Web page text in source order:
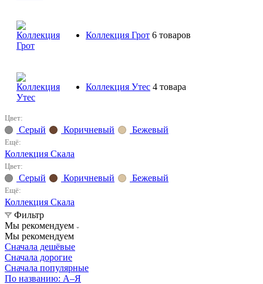
Коллекция Грот 6 товаров
Коллекция Утес 4 товара
Цвет:
Серый Коричневый Бежевый
Ещё:
Коллекция Скала
Цвет:
Серый Коричневый Бежевый
Ещё:
Коллекция Скала
Фильтр
Мы рекомендуем
Мы рекомендуем
Сначала дешёвые
Сначала дорогие
Сначала популярные
По названию: А–Я